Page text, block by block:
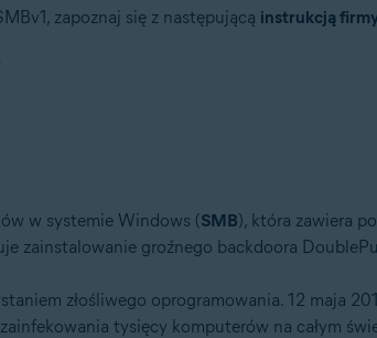
zapoznaj się z następującą instrukcją
w systemie Windows (SMB), która zawiera
zainstalowanie groźnego backdoora
złośliwego oprogramowania. 12 maja
tysięcy komputerów na całym